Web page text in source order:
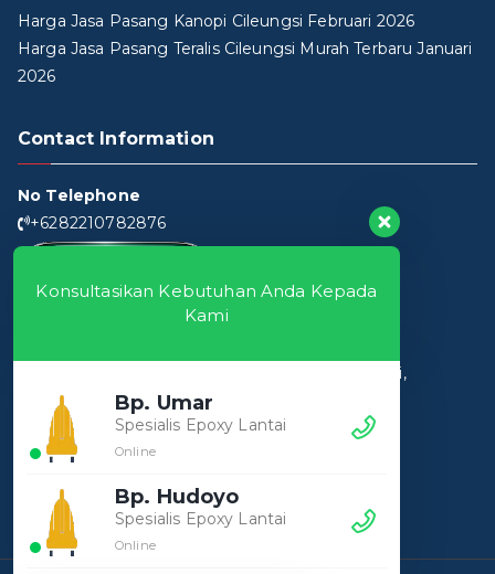
Konsultasikan Kebutuhan Anda Kepada
Kami
Bp. Umar
Spesialis Epoxy Lantai
Online
Bp. Hudoyo
Spesialis Epoxy Lantai
Online
Harga Jasa Pasang Kanopi Cileungsi Februari 2026
Harga Jasa Pasang Teralis Cileungsi Murah Terbaru Januari
2026
Contact Information
No Telephone
+6282210782876
Jl. Pesantren Al Fatah, Pasir Angin, Kec. Cileungsi,
Kabupaten Bogor, Jawa Barat 16820
Hari Kerja
9:00 - 18:00 Senin - Sabtu)